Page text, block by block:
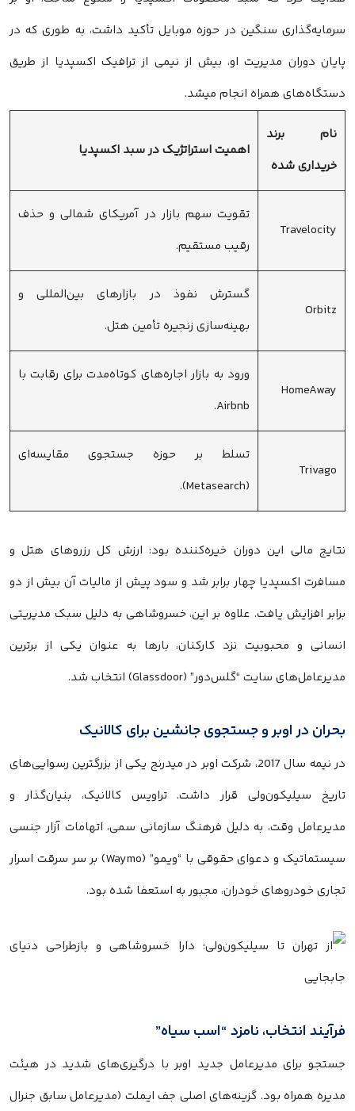
سرمایه‌گذاری سنگین در حوزه موبایل تأکید داشت، به طوری که در
پایان دوران مدیریت او، بیش از نیمی از ترافیک اکسپدیا از طریق
دستگاه‌های همراه انجام میشد.
نام برند
خریداری شده
اهمیت استراتژیک در سبد اکسپدیا
Travelocity
تقویت سهم بازار در آمریکای شمالی و حذف
رقیب مستقیم.
Orbitz
گسترش نفوذ در بازارهای بین‌المللی و
بهینه‌سازی زنجیره تأمین هتل.
HomeAway
ورود به بازار اجاره‌های کوتاه‌مدت برای رقابت با
Airbnb.
Trivago
تسلط بر حوزه جستجوی مقایسه‌ای
(Metasearch).
نتایج مالی این دوران خیره‌کننده بود: ارزش کل رزروهای هتل و
مسافرت اکسپدیا چهار برابر شد و سود پیش از مالیات آن بیش از دو
برابر افزایش یافت. علاوه بر این، خسروشاهی به دلیل سبک مدیریتی
انسانی و محبوبیت نزد کارکنان، بارها به عنوان یکی از برترین
مدیرعامل‌های سایت “گلس‌دور” (Glassdoor) انتخاب شد.
بحران در اوبر و جستجوی جانشین برای کالانیک
در نیمه سال 2017، شرکت اوبر در میدرنج یکی از بزرگترین رسوایی‌های
تاریخ سیلیکون‌ولی قرار داشت. تراویس کالانیک، بنیان‌گذار و
مدیرعامل وقت، به دلیل فرهنگ سازمانی سمی، اتهامات آزار جنسی
سیستماتیک و دعوای حقوقی با “ویمو” (Waymo) بر سر سرقت اسرار
تجاری خودروهای خودران، مجبور به استعفا شده بود.
فرآیند انتخاب، نامزد “اسب سیاه”
جستجو برای مدیرعامل جدید اوبر با درگیری‌های شدید در هیئت
مدیره همراه بود. گزینه‌های اصلی جف ایملت (مدیرعامل سابق جنرال